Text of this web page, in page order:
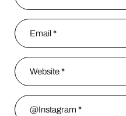
Email
Website
Instagram